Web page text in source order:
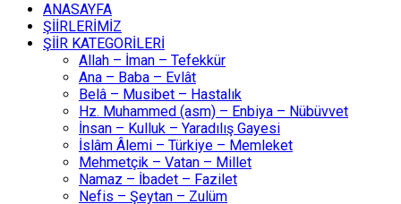
ANASAYFA
ŞİİRLERİMİZ
ŞİİR KATEGORİLERİ
Allah – İman – Tefekkür
Ana – Baba – Evlât
Belâ – Musibet – Hastalık
Hz. Muhammed (asm) – Enbiya – Nübüvvet
İnsan – Kulluk – Yaradılış Gayesi
İslâm Âlemi – Türkiye – Memleket
Mehmetçik – Vatan – Millet
Namaz – İbadet – Fazilet
Nefis – Şeytan – Zulüm